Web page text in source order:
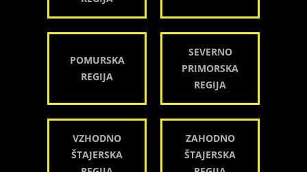
POMURSKA
REGIJA
SEVERNO
PRIMORSKA
REGIJA
VZHODNO
ŠTAJERSKA
ZAHODNO
ŠTAJERSKA